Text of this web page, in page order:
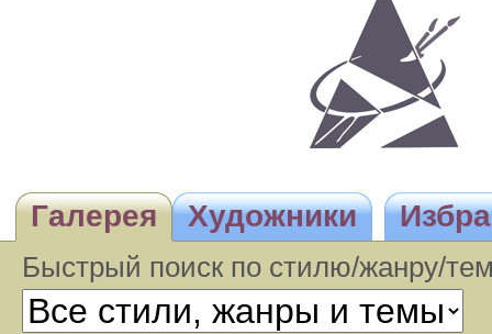
Галерея Художники
Быстрый поиск по стилю/жанру/